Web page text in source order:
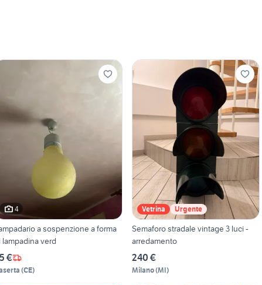
4
a sospenzione a forma
lampadina verd
€
(CE)
Vetrina Urgente
Semaforo stradale vintage 3 luci -
arredamento
240 €
Milano(MI)